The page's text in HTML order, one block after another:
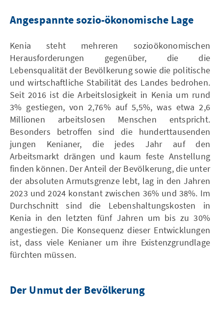
Angespannte sozio-ökonomische Lage
Kenia steht mehreren sozioökonomischen
Herausforderungen gegenüber, die die
Lebensqualität der Bevölkerung sowie die politische
und wirtschaftliche Stabilität des Landes bedrohen.
Seit 2016 ist die Arbeitslosigkeit in Kenia um rund
3% gestiegen, von 2,76% auf 5,5%, was etwa 2,6
Millionen arbeitslosen Menschen entspricht.
Besonders betroffen sind die hunderttausenden
jungen Kenianer, die jedes Jahr auf den
Arbeitsmarkt drängen und kaum feste Anstellung
finden können. Der Anteil der Bevölkerung, die unter
der absoluten Armutsgrenze lebt, lag in den Jahren
2023 und 2024 konstant zwischen 36% und 38%. Im
Durchschnitt sind die Lebenshaltungskosten in
Kenia in den letzten fünf Jahren um bis zu 30%
angestiegen. Die Konsequenz dieser Entwicklungen
ist, dass viele Kenianer um ihre Existenzgrundlage
fürchten müssen.
Der Unmut der Bevölkerung